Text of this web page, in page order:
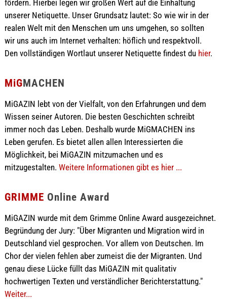
fördern. Hierbei legen wir großen Wert auf die Einhaltung
unserer Netiquette. Unser Grundsatz lautet: So wie wir in der
realen Welt mit den Menschen um uns umgehen, so sollten
wir uns auch im Internet verhalten: höflich und respektvoll.
Den vollständigen Wortlaut unserer Netiquette findest du hier.
MiGMACHEN
MiGAZIN lebt von der Vielfalt, von den Erfahrungen und dem
Wissen seiner Autoren. Die besten Geschichten schreibt
immer noch das Leben. Deshalb wurde MiGMACHEN ins
Leben gerufen. Es bietet allen allen Interessierten die
Möglichkeit, bei MiGAZIN mitzumachen und es
mitzugestalten. Weitere Informationen gibt es hier ...
GRIMME Online Award
MiGAZIN wurde mit dem Grimme Online Award ausgezeichnet.
Begründung der Jury: "Über Migranten und Migration wird in
Deutschland viel gesprochen. Vor allem von Deutschen. Im
Chor der vielen fehlen aber zumeist die der Migranten. Und
genau diese Lücke füllt das MiGAZIN mit qualitativ
hochwertigen Texten und verständlicher Berichterstattung."
Weiter...